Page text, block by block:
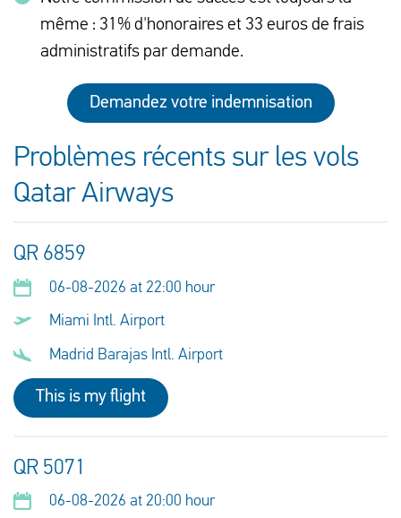
même : 31% d'honoraires et 33 euros de frais
administratifs par demande.
Demandez votre indemnisation
Problèmes récents sur les vols
Qatar Airways
QR 6859
06-08-2026 at 22:00 hour
Miami Intl. Airport
Madrid Barajas Intl. Airport
This is my flight
QR 5071
06-08-2026 at 20:00 hour